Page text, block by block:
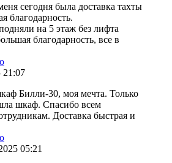
сегодня была доставка тахты
благодарность.
на 5 этаж без лифта
благодарность, все в
21:07
Билли-30, моя мечта. Только
шкаф. Спасибо всем
Доставка быстрая и
05:21